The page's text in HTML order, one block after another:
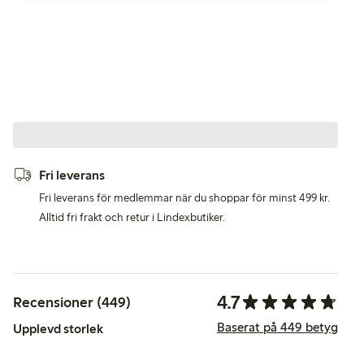
Fri leverans
Fri leverans för medlemmar när du shoppar för minst 499 kr.
Alltid fri frakt och retur i Lindexbutiker.
Recensioner (449) 4.7
Upplevd storlek Baserat på 449 betyg